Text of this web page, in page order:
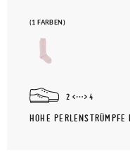
(1 FARBEN)
2 4
HOHE PERLENSTRÜMPFE